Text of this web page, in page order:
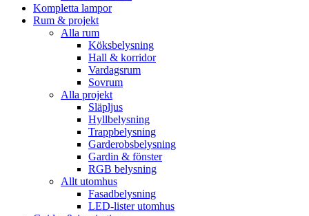
Kompletta lampor
Rum & projekt
Alla rum
Köksbelysning
Hall & korridor
Vardagsrum
Sovrum
Alla projekt
Släpljus
Hyllbelysning
Trappbelysning
Garderobsbelysning
Gardin & fönster
RGB belysning
Allt utomhus
Fasadbelysning
LED-lister utomhus